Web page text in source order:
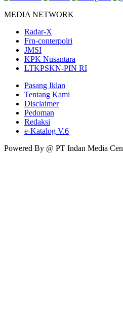
MEDIA NETWORK
Radar-X
Frn-conterpolri
JMSI
KPK Nusantara
LTKPSKN-PIN RI
Pasang Iklan
Tentang Kami
Disclaimer
Pedoman
Redaksi
e-Katalog V.6
Powered By @ PT Indan Media